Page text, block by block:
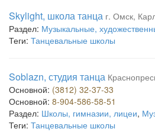
Skylight, школа танца г. Омск,
Раздел: Музыкальные,
Теги: Танцевальные школы
Soblazn, студия танца
Основной: (3812) 32-37-33
Основной: 8-904-586-58-51
Раздел: Школы, гимназии, лицеи,
Теги: Танцевальные школы